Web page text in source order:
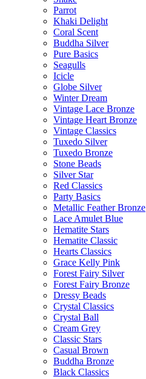
Parrot
Khaki Delight
Coral Scent
Buddha Silver
Pure Basics
Seagulls
Icicle
Globe Silver
Winter Dream
Vintage Lace Bronze
Vintage Heart Bronze
Vintage Classics
Tuxedo Silver
Tuxedo Bronze
Stone Beads
Silver Star
Red Classics
Party Basics
Metallic Feather Bronze
Lace Amulet Blue
Hematite Stars
Hematite Classic
Hearts Classics
Grace Kelly Pink
Forest Fairy Silver
Forest Fairy Bronze
Dressy Beads
Crystal Classics
Crystal Ball
Cream Grey
Classic Stars
Casual Brown
Buddha Bronze
Black Classics